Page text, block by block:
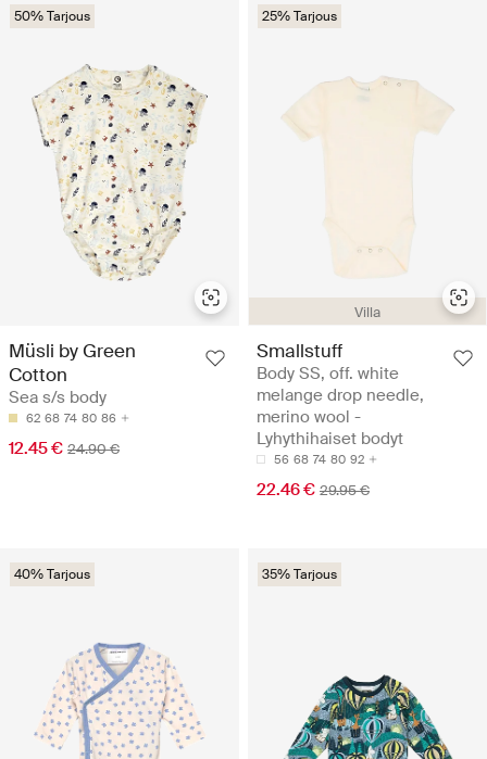
50% Tarjous
Müsli by Green
Cotton
Sea s/s body
62 68 74 80 86
12.45 € 24.90 €
Villa
25% Tarjous
Smallstuff
Body SS, off. white
melange drop needle,
merino wool -
Lyhythihaiset bodyt
56 68 74 80 92
22.46 € 29.95 €
40% Tarjous 35% Tarjous